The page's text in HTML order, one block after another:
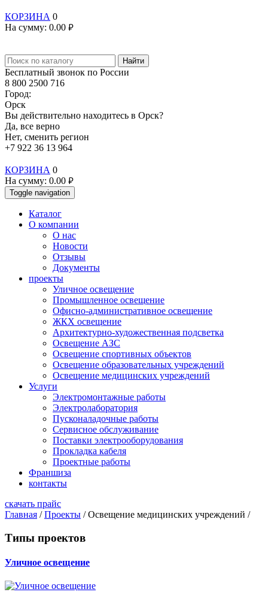
КОРЗИНА 0
На сумму: 0.00 руб.
Найти
Бесплатный звонок по России
8 800 2500 716
Город:
Орск
Вы действительно находитесь в Орск?
Да, все верно
Нет, сменить регион
+7 922 36 13 964
КОРЗИНА 0
На сумму: 0.00 руб.
Toggle navigation
Каталог
О компании
О нас
Новости
Отзывы
Документы
проекты
Уличное освещение
Промышленное освещение
Офисно-административное освещение
ЖКХ освещение
Архитектурно-художественная подсветка
Освещение АЗС
Освещение спортивных объектов
Освещение образовательных учреждений
Освещение медицинских учреждений
Услуги
Электромонтажные работы
Электролаборатория
Пусконаладочные работы
Сервисное обслуживание
Поставки электрооборудования
Прокладка кабеля
Проектные работы
Франшиза
контакты
скачать прайс
Главная / Проекты / Освещение медицинских учреждений /
Типы проектов
Уличное освещение